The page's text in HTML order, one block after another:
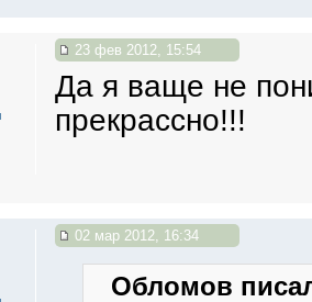
23 фев 2012, 15:54
Да я ваще не
прекрассно!!!
02 мар 2012, 16:34
Обломов